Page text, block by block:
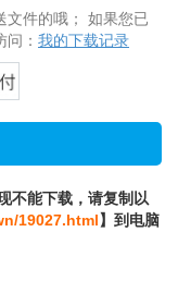
文件的哦； 如果您已
： 我的下载记录
不能下载，请复制以
19027.html】到电脑